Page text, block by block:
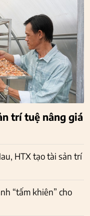
trí tuệ nâng giá
HTX tạo tài sản trí
“tấm khiên” cho